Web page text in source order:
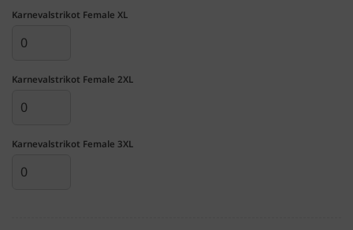
Karnevalstrikot Female XL
Karnevalstrikot Female 2XL
Karnevalstrikot Female 3XL